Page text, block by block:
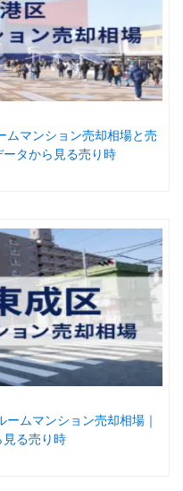
ムマンション売却相場と売
タから見る売り時
ームマンション売却相場｜
見る売り時